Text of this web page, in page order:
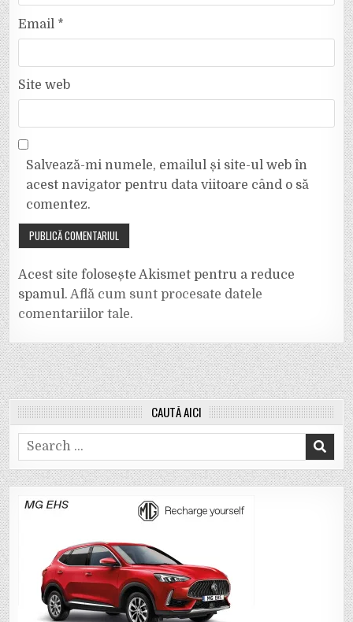
Email *
Site web
Salvează-mi numele, emailul și site-ul web în
acest navigator pentru data viitoare când o să
comentez.
Acest site folosește Akismet pentru a reduce
spamul.Află cum sunt procesate datele
comentariilor tale.
CAUTĂ AICI
Search
for: